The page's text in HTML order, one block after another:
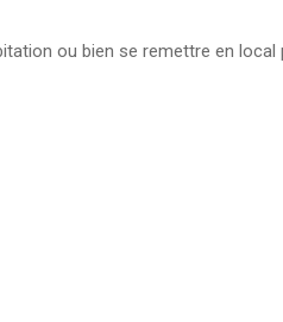
ou bien se remettre en